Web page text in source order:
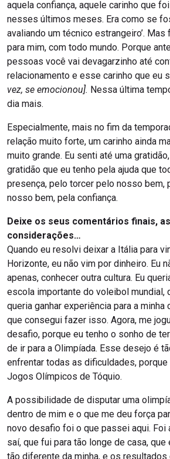
aquela confiança, aquele carinho que
nesses últimos meses. Era como se
avaliando um técnico estrangeiro’.
para mim, com todo mundo. Porque
pessoas você vai devagarzinho até
relacionamento e esse carinho que eu
vez, se emocionou]. Nessa última
dia mais.
Especialmente, mais no fim da
relação muito forte, um carinho ainda
muito grande. Eu senti até uma
gratidão que eu tenho pela ajuda que
presença, pelo torcer pelo nosso bem,
nosso bem, pela confiança.
Deixe os seus comentários finais,
considerações…
Quando eu resolvi deixar a Itália para
Horizonte, eu não vim por dinheiro. Eu
apenas, conhecer outra cultura. Eu
escola importante do voleibol mundial,
queria ganhar experiência para a minha
que consegui fazer isso. Agora, me
desafio, porque eu tenho o sonho de
de ir para a Olimpíada. Esse desejo é
enfrentar todas as dificuldades,
Jogos Olímpicos de Tóquio.
A possibilidade de disputar uma
dentro de mim e o que me deu força
novo desafio foi o que passei aqui. Foi
saí, que fui para tão longe de casa, que
tão diferente da minha, e os